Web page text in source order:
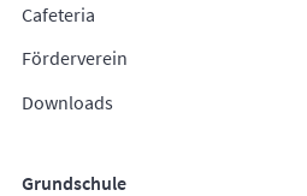
Cafeteria
Förderverein
Downloads
Grundschule